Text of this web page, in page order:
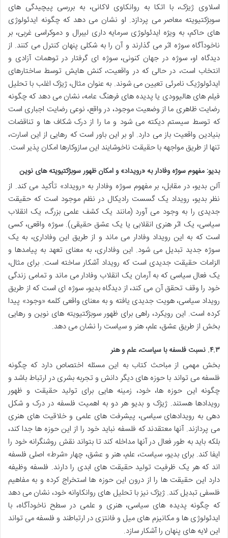
اسلاوی ژیژک، با اتکا به روانکاوی لاکانی، به بررسی پیچیدگی های
سوبژکتیویته معاصر می پردازد. او نشان می دهد که چگونه ایدئولوژی
های حاکم، به ویژه ایدئولوژی سرمایه داری لیبرال و دموکراسی غربی، بر
ناخودآگاه سوژه اثر می گذارند و آن را به شکلی پنهان کنترل می کنند. از
دیدگاه او، سوژه در جهان کنونی، سوژه ای گرفتار در توهمات آزادی و
انتخاب است، در حالی که در واقعیت، کنش هایش توسط ساختارهای
ایدئولوژیک نامرئی تعیین می شوند. به عنوان مثال، ژیژک اغلب با تحلیل
فیلم های هالیوودی یا پدیده های فرهنگ عامه، نشان می دهد که چگونه
رضایت ظاهری ما از وضعیت موجود، در واقع، نوعی رضایت اجباری است
که توسط سیستم دیکته می شود و ما را از درک شکاف ها و تناقضات
بنیادین واقعیت باز می دارد. او بر این باور است که رهایی از این اسارت،
تنها از طریق مواجهه با حقیقت ناخوشایند این سازوکارها امکان پذیر است.
بدیو: مفهوم سوژه وفادار به «رویداد» و امکان ظهور سوبژکتیویته های نوین
آلن بدیو، در مقابل، بر مفهوم سوژه وفادار به «رویداد» تأکید می کند. از
نظر بدیو، رویداد یک گسست رادیکال در نظم موجود است که حقیقت
جدیدی را به وجود می آورد (مانند یک کشف علمی بزرگ، یک انقلاب
سیاسی، یک اثر هنری انقلابی یا یک عشق حقیقی). سوژه واقعی، کسی
است که به این رویداد وفادار می ماند و از طریق این وفاداری، به یک
سوژه جدید تبدیل می شود. این وفاداری، به معنای تعهد به پیامدها و
الزامات حقیقت جدیدی است که رویداد آشکار ساخته است. برای مثال،
یک فعال سیاسی که به آرمان یک انقلاب وفادار می ماند و تمامی زندگی
خود را وقف تحقق آن می کند، از دیدگاه بدیو، سوژه ای است که از طریق
رویداد سیاسی، هویت جدیدی یافته و به معنای واقعی کلمه «وجود» پیدا
کرده است. این رویکرد، راهی برای ظهور سوبژکتیویته های نوین و رهایی
بخش از طریق عشق، علم، هنر و سیاست را نشان می دهد.
۴.۳. نسبت فلسفه با سیاست، علم و هنر
بخش مهمی از مباحث کتاب به این مسئله اختصاص دارد که چگونه
فلسفه می تواند با حوزه های دیگر دانش و تجربه بشری در ارتباط باشد و
چگونه این حوزه ها، خود، زمینه هایی برای تولید حقیقت و ظهور
رویدادها هستند. ژیژک و بدیو هر دو به اهمیت فلسفه در درک و شکل
دهی به رویدادهای سیاسی، پیشرفت های علمی و خلاقیت های هنری
می پردازند. آنها معتقدند که فلسفه نباید خود را از این حوزه ها جدا کند،
بلکه باید به طور فعال در آنها مداخله کند تا بتواند نقش روشنگرانه خود را
ایفا کند. برای بدیو، سیاست، علم، هنر و عشق، چهار «شرط» اصلی فلسفه
اند که هر یک ظرفیت تولید حقیقت های ابدی را دارند. فلسفه وظیفه
دارد این حقیقت ها را از درون این حوزه ها استخراج کرده و به مفاهیم
فلسفی تبدیل کند. ژیژک نیز با تحلیل های روانکاوانه خود، نشان می دهد
که چگونه پدیده های سیاسی، هنری و علمی در سطح ناخودآگاه، با
ایدئولوژی ها و مکانیزم های میل و فانتزی در ارتباطند و فلسفه می تواند
این لایه های پنهان را آشکار سازد.